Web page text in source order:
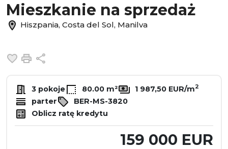
Mieszkanie na sprzedaż
Hiszpania, Costa del Sol, Manilva
Dodaj do ulubionych
Drukuj
3 pokoje 80.00 m² 1 987,50 EUR/m2
parter
BER-MS-3820
Oblicz ratę kredytu
159 000 EUR